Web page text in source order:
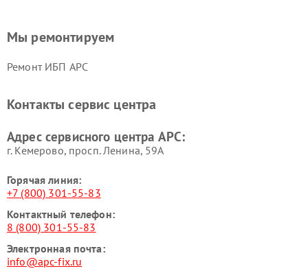
Мы ремонтируем
Ремонт ИБП APC
Контакты сервис центра
Адрес сервисного центра APC:
г. Кемерово, просп. Ленина, 59А
Горячая линия:
+7 (800) 301-55-83
Контактный телефон:
8 (800) 301-55-83
Электронная почта:
info@apc-fix.ru